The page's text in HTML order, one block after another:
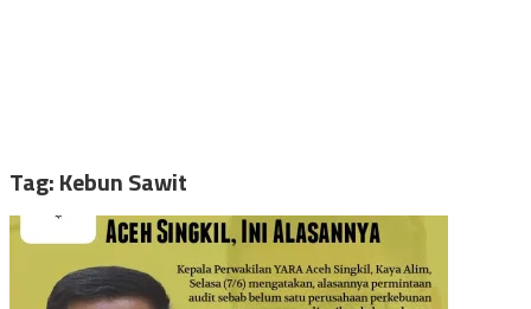
Tag:Kebun Sawit